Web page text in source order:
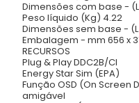
Dimensões com base - (L
Peso líquido (Kg) 4.22
Dimensões sem base - (L
Embalagem - mm 656 x
RECURSOS
Plug & Play DDC2B/CI
Energy Star Sim (EPA)
Função OSD (On Screen
amigável